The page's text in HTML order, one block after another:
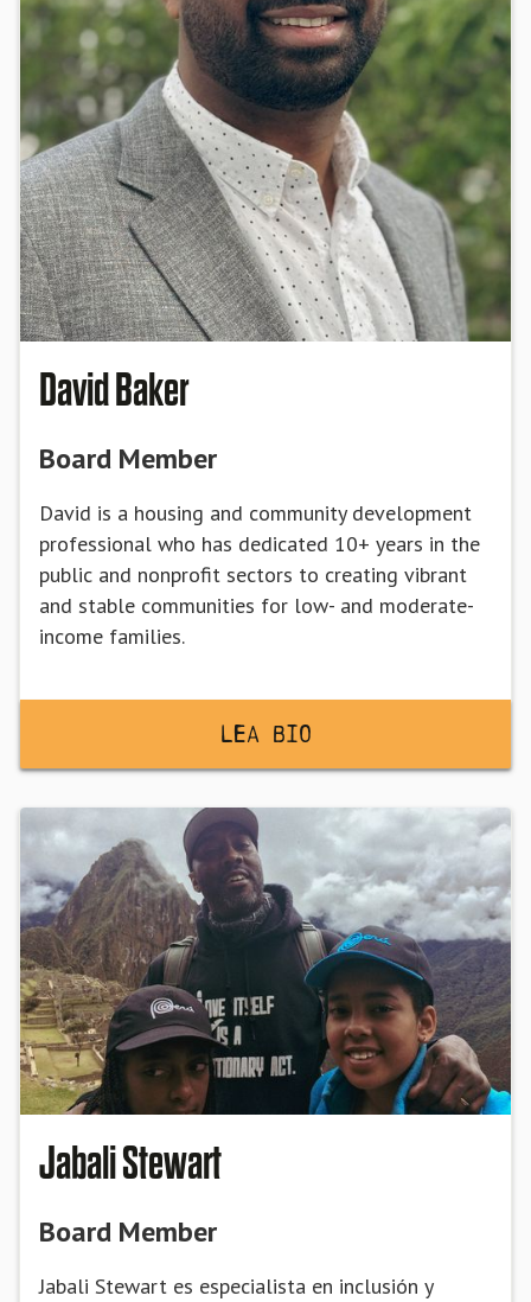
David Baker
Board Member
David is a housing and community development
professional who has dedicated 10+ years in the
public and nonprofit sectors to creating vibrant
and stable communities for low- and moderate-
income families.
Lea BiO
Jabali Stewart
Board Member
Jabali Stewart es especialista en inclusión y